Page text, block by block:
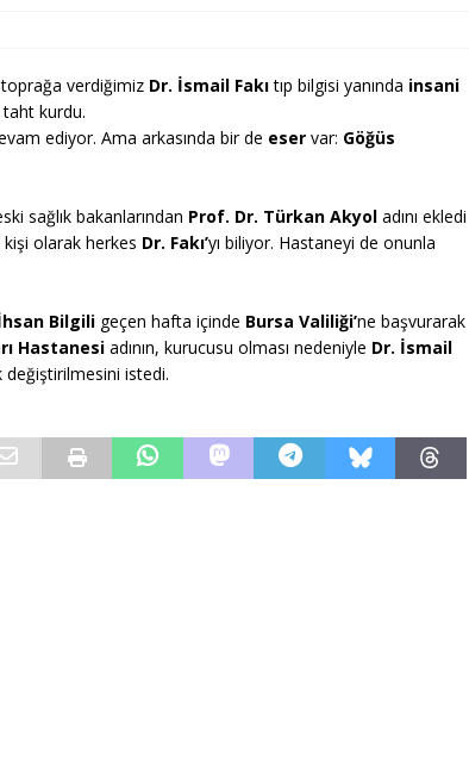
verdiğimiz Dr. İsmail Fakıtıp bilgisi yanında insani
taht kurdu.
ediyor. Ama arkasında bir de eser var: Göğüs
sağlık bakanlarından Prof. Dr. Türkan Akyol adını ekledi
kişi olarak herkes Dr. Fakı’yı biliyor. Hastaneyi de onunla
Bilgili geçen hafta içinde Bursa Valiliği’ne başvurarak
Hastanesi adının, kurucusu olması nedeniyle Dr. İsmail
değiştirilmesini istedi.